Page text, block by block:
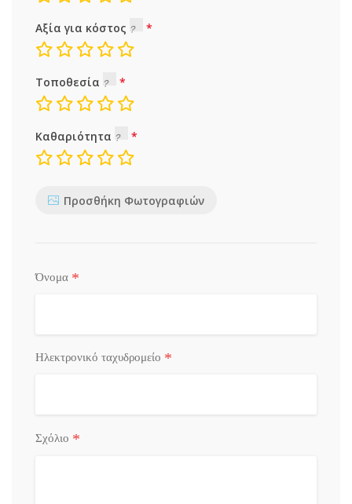
Αξία για κόστος
Τοποθεσία
Καθαριότητα
Προσθήκη Φωτογραφιών
Όνομα *
Ηλεκτρονικό ταχυδρομείο *
Σχόλιο *